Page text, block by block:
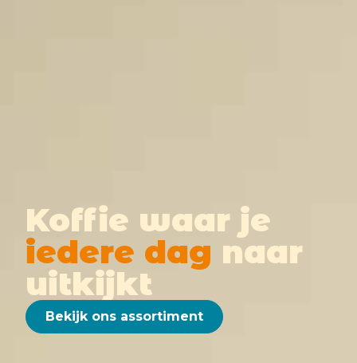
Koffie waar je
iedere dag naar
uitkijkt
Bekijk ons assortiment